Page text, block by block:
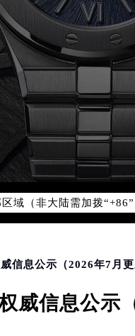
域（非大陆需加拨“+86”
信息公示（2026年7月更
信息公示